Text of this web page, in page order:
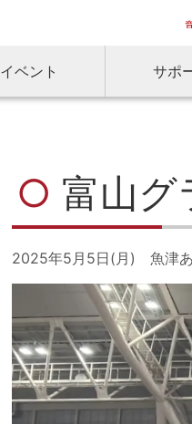
イベント サポ
富山グ
2025年5月5日(月) 魚津